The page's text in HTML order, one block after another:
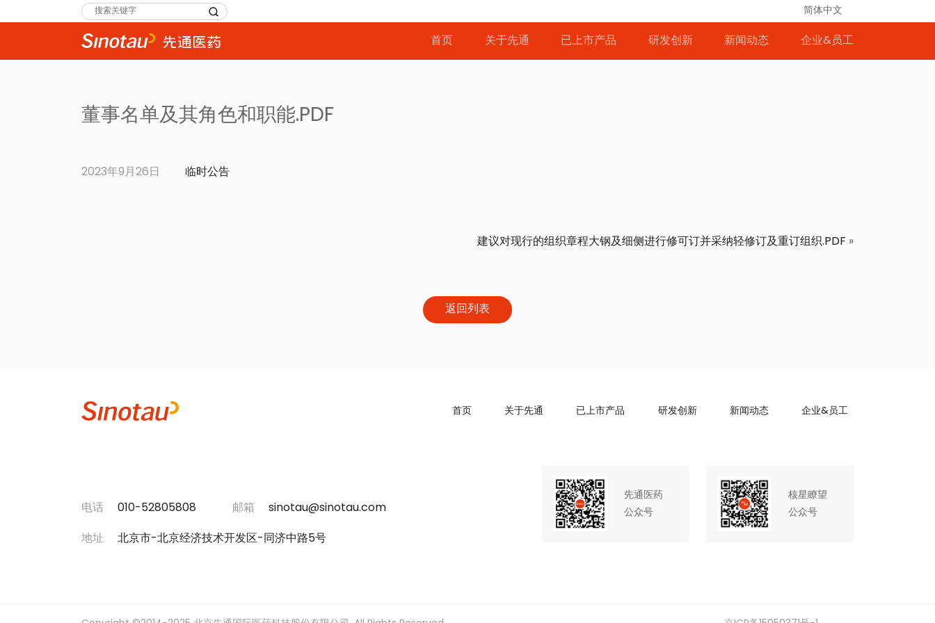
Search
简体中文
首页 关于先通 已上市产品 研发创新 新闻动态 企业&员工
董事名单及其角色和职能.PDF
2023年9月26日 临时公告
建议对现行的组织章程大钢及细侧进行修可订并采纳轻修订及重订组织.PDF »
返回列表
首页 关于先通 已上市产品 研发创新 新闻动态 企业&员工
电话 010-52805808 邮箱 sinotau@sinotau.com
地址 北京市-北京经济技术开发区-同济中路5号
先通医药
公众号
核星瞭望
公众号